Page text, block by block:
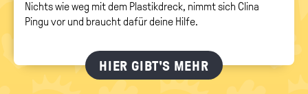
Nichts wie weg mit dem Plastikdreck, nimmt sich Clina
Pingu vor und braucht dafür deine Hilfe.
HIER GIBT'S MEHR